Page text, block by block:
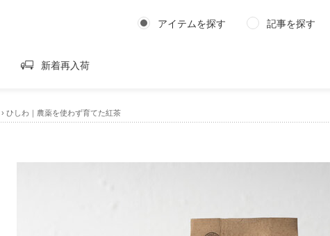
アイテムを探す 記事を探す
新着再入荷
› ひしわ｜農薬を使わず育てた紅茶